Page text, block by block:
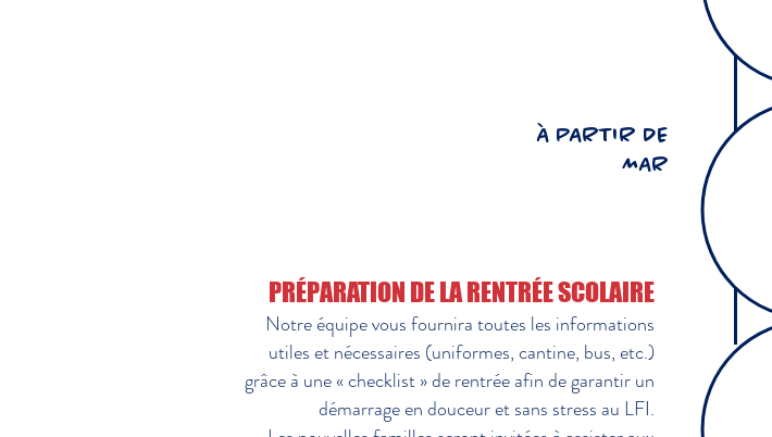
À PARTIR DE
MAR
PRÉPARATION DE LA RENTRÉE SCOLAIRE
Notre équipe vous fournira toutes les informations
utiles et nécessaires (uniformes, cantine, bus, etc.)
grâce à une « checklist » de rentrée afin de garantir un
démarrage en douceur et sans stress au LFI.